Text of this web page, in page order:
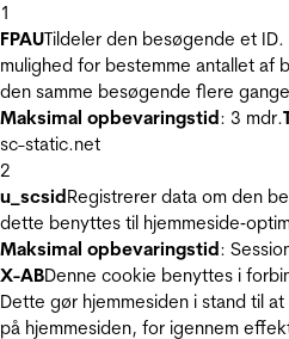
1
FPAUTildeler den besøgende et
mulighed for bestemme antallet af
den samme besøgende flere
Maksimal opbevaringstid: 3 mdr.
sc-static.net
2
u_scsidRegistrerer data om den
dette benyttes til
Maksimal opbevaringstid:
X-ABDenne cookie benyttes i
Dette gør hjemmesiden i stand til
på hjemmesiden, for igennem